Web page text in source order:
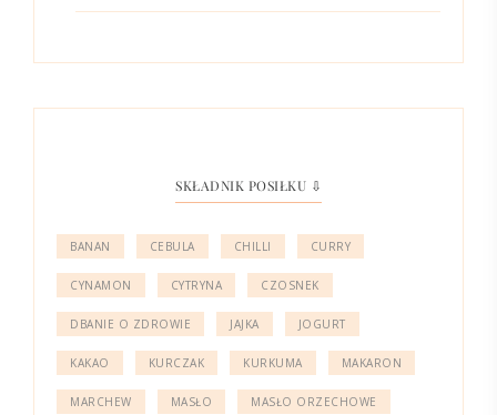
SKŁADNIK POSIŁKU ⇩
BANAN CEBULA CHILLI CURRY
CYNAMON CYTRYNA CZOSNEK
DBANIE O ZDROWIE JAJKA JOGURT
KAKAO KURCZAK KURKUMA MAKARON
MARCHEW MASŁO MASŁO ORZECHOWE